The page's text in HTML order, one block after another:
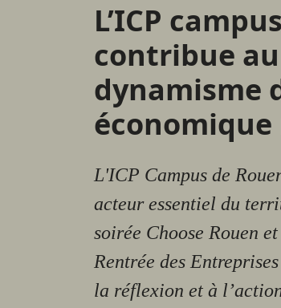
L’ICP
contribue au
dynamisme
L'ICP Campus de
acteur essentiel du
soirée Choose Rouen
Rentrée des
la réflexion et à